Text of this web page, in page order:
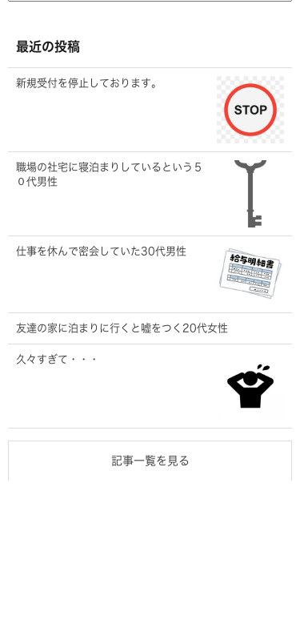
最近の投稿
新規受付を停止しております。
職場の社宅に寝泊まりしているという５
０代男性
仕事を休んで密会していた30代男性
友達の家に泊まりに行くと嘘をつく20代女性
久々すぎて・・・
記事一覧を見る